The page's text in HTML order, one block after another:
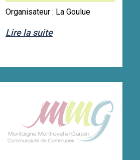
Organisateur : La Goulue
Lire la suite